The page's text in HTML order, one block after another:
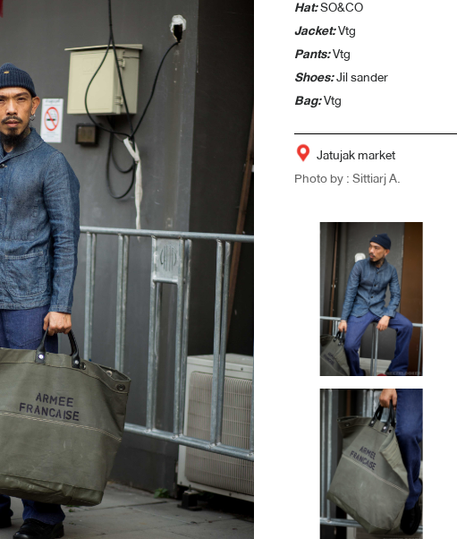
Hat:SO&CO
Jacket:Vtg
Pants:Vtg
Shoes:Jil sander
Bag:Vtg
Jatujak market
Photo by : Sittiarj A.